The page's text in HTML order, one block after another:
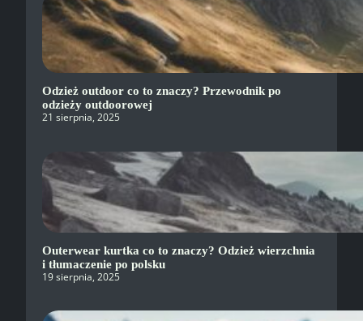
Odzież outdoor co to znaczy? Przewodnik po
odzieży outdoorowej
21 sierpnia, 2025
Outerwear kurtka co to znaczy? Odzież wierzchnia
i tłumaczenie po polsku
19 sierpnia, 2025